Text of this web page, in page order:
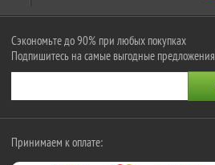
Сэкономьте до 90% при любых покупках
Подпишитесь на самые выгодные предложения
Принимаем к оплате: